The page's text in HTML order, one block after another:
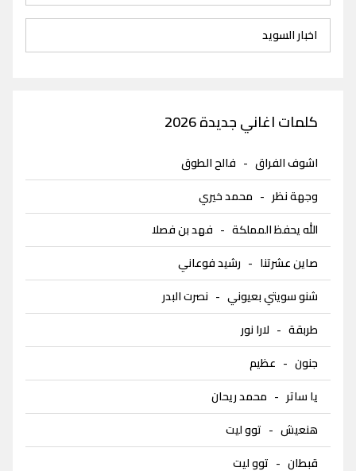
اخبار السويد
كلمات اغاني جديدة 2026
اشوف الفراق - فالح الطوق
وجهة نظر - محمد خيري
الله يحفظ المملكة - فهد بن فصلا
صاين عشرتنا - رشيد فوعاني
شنو سويتي بعيوني - نصرت البدر
طربقة - لارا نور
جنون - عظيم
يا ساتر - محمد ريحان
هنعيش - توو ليت
قبطان - توو ليت